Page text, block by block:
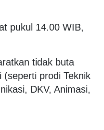
pukul 14.00 WIB,
tidak buta
prodi Teknik
DKV, Animasi,